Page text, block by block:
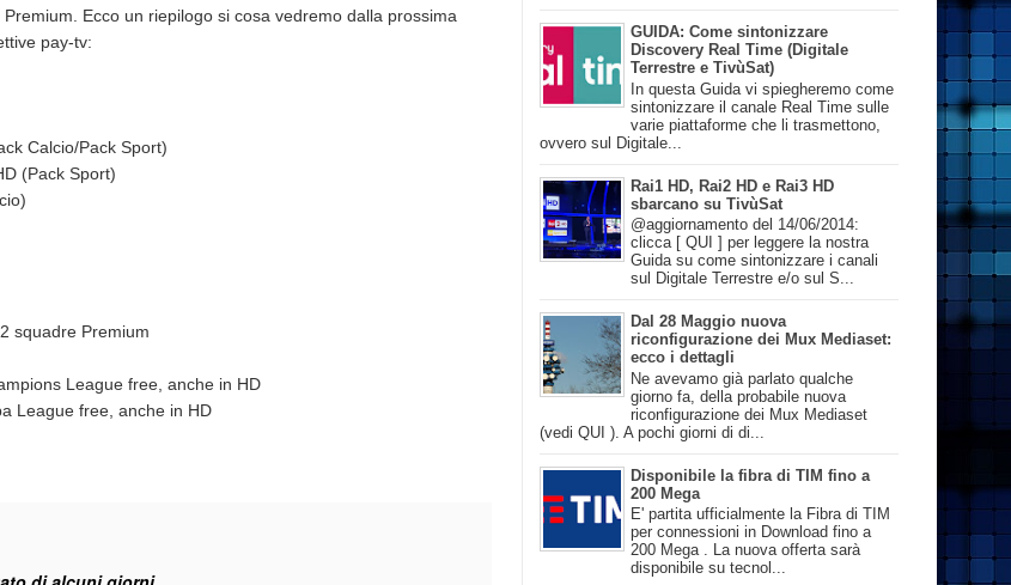
Ecco un riepilogo si cosa vedremo dalla prossima
pay-tv:
Calcio/Pack Sport)
(Pack Sport)
squadre Premium
League free, anche in HD
League free, anche in HD
GUIDA: Come sintonizzare
Discovery Real Time (Digitale
Terrestre e TivùSat)
In questa Guida vi spiegheremo come
sintonizzare il canale Real Time sulle
varie piattaforme che li trasmettono,
ovvero sul Digitale...
Rai1 HD, Rai2 HD e Rai3 HD
sbarcano su TivùSat
@aggiornamento del 14/06/2014:
clicca [ QUI ] per leggere la nostra
Guida su come sintonizzare i canali
sul Digitale Terrestre e/o sul S...
Dal 28 Maggio nuova
riconfigurazione dei Mux Mediaset:
ecco i dettagli
Ne avevamo già parlato qualche
giorno fa, della probabile nuova
riconfigurazione dei Mux Mediaset
(vedi QUI ). A pochi giorni di di...
Disponibile la fibra di TIM fino a
200 Mega
E' partita ufficialmente la Fibra di TIM
per connessioni in Download fino a
200 Mega . La nuova offerta sarà
disponibile su tecnol...